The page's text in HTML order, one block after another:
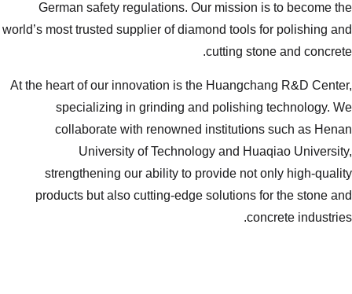
German safety regulations.
world’s most trusted supplier of
At the heart of our innovation is the
specializing in grinding and
collaborate with renowned
University of
strengthening our ability to
products but also cutting-edge